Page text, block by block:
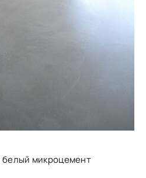
белый микроцемент